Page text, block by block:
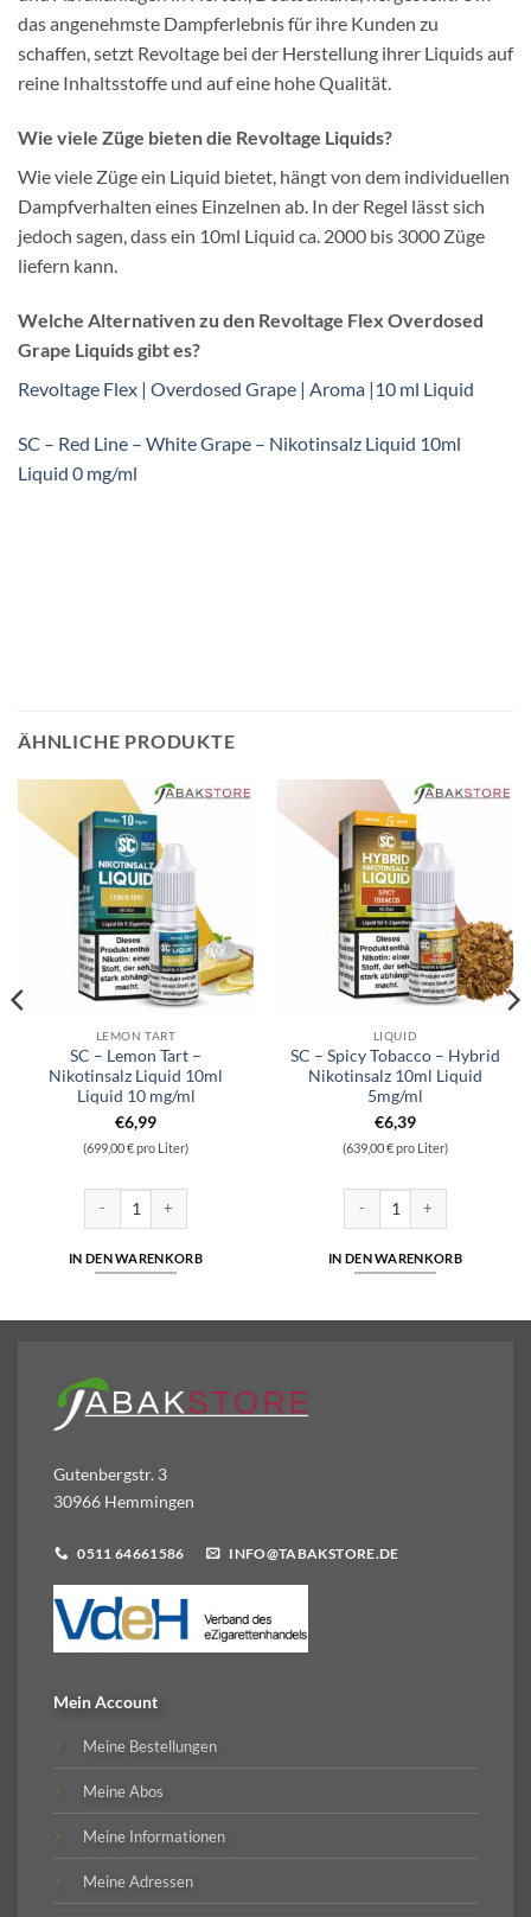
das angenehmste Dampferlebnis für ihre Kunden zu
schaffen, setzt Revoltage bei der Herstellung ihrer Liquids auf
reine Inhaltsstoffe und auf eine hohe Qualität.
Wie viele Züge bieten die Revoltage Liquids?
Wie viele Züge ein Liquid bietet, hängt von dem individuellen
Dampfverhalten eines Einzelnen ab. In der Regel lässt sich
jedoch sagen, dass ein 10ml Liquid ca. 2000 bis 3000 Züge
liefern kann.
Welche Alternativen zu den Revoltage Flex Overdosed
Grape Liquids gibt es?
Revoltage Flex | Overdosed Grape | Aroma |10 ml Liquid
SC – Red Line – White Grape – Nikotinsalz Liquid 10ml
Liquid 0 mg/ml
ÄHNLICHE PRODUKTE
LEMON TART
SC – Lemon Tart –
Nikotinsalz Liquid 10ml
Liquid 10 mg/ml
€6,99
(699,00 € pro Liter)
IN DEN WARENKORB
LIQUID
SC – Spicy Tobacco – Hybrid
Nikotinsalz 10ml Liquid
5mg/ml
€6,39
(639,00 € pro Liter)
IN DEN WARENKORB
Gutenbergstr. 3
30966 Hemmingen
0511 64661586 INFO@TABAKSTORE.DE
Mein Account
Meine Bestellungen
Meine Abos
Meine Informationen
Meine Adressen